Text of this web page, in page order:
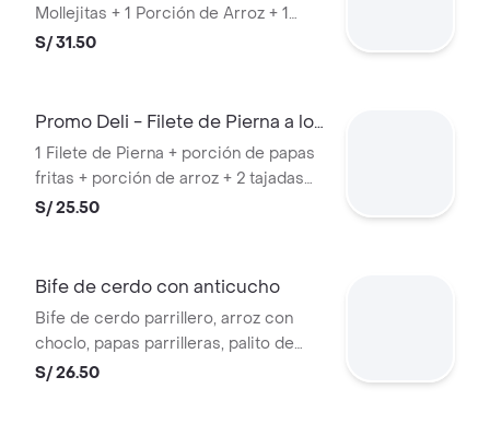
Mollejitas + 1 Porción de Arroz + 1
Porción de Papas Fritas + 1 Chorizo
S/ 31.50
Promo Deli - Filete de Pierna a lo
Pobre
1 Filete de Pierna + porción de papas
fritas + porción de arroz + 2 tajadas
de plátanos fritos + 1 huevo frito
S/ 25.50
Bife de cerdo con anticucho
Bife de cerdo parrillero, arroz con
choclo, papas parrilleras, palito de
anticucho y salsas a elección
S/ 26.50